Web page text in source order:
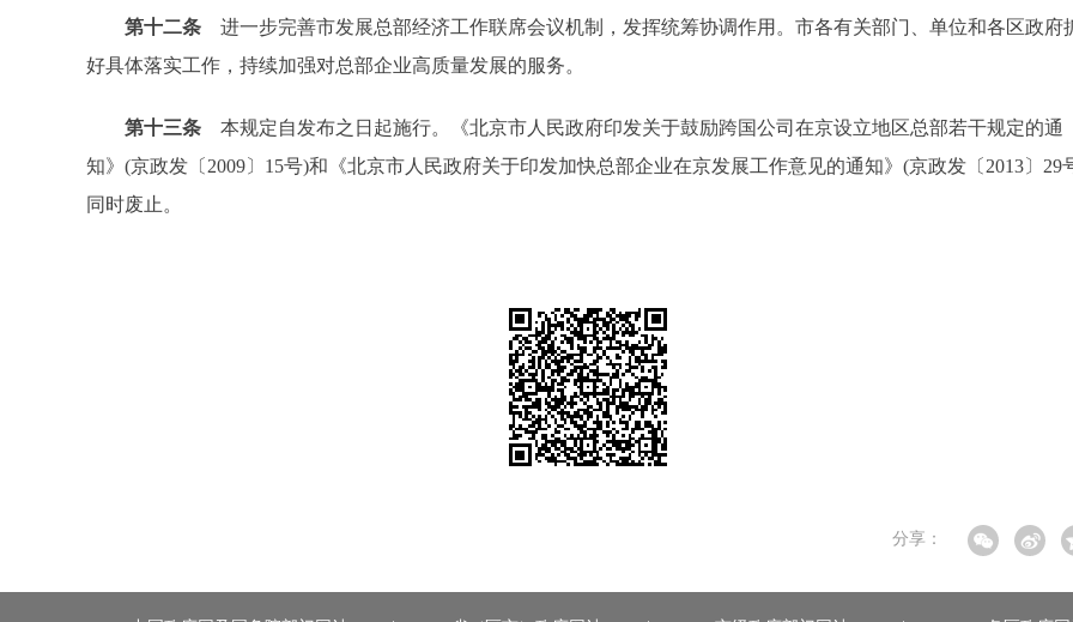
第十二条 进一步完善市发展总部经济工作联席会议机制，发挥统筹协调作用。市各有关部门、单位和各区政府
好具体落实工作，持续加强对总部企业高质量发展的服务。
第十三条 本规定自发布之日起施行。《北京市人民政府印发关于鼓励跨国公司在京设立地区总部若干规定的通
知》(京政发〔2009〕15号)和《北京市人民政府关于印发加快总部企业在京发展工作意见的通知》(京政发〔2013〕29
同时废止。
分享：